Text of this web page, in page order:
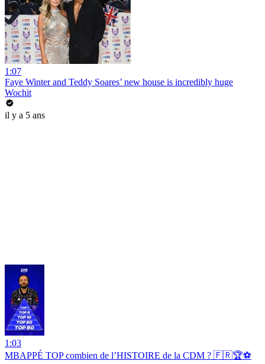
1:07
Faye Winter and Teddy Soares’ new house is incredibly huge
Wochit
il y a 5 ans
1:03
MBAPPÉ TOP combien de l’HISTOIRE de la CDM ? 🇫🇷🏆⚽️